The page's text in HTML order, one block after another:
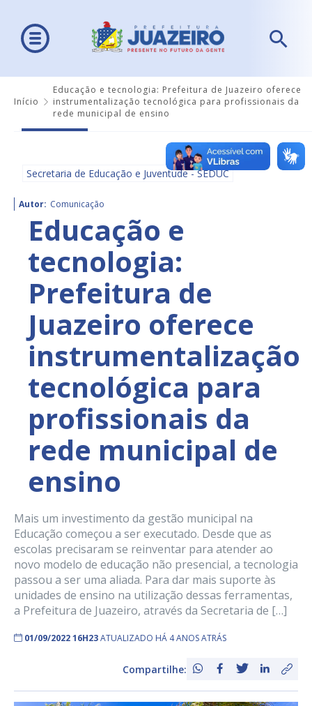
Início
Educação e tecnologia: Prefeitura de Juazeiro oferece
instrumentalização tecnológica para profissionais da
rede municipal de ensino
Secretaria de Educação e Juventude - SEDUC
Autor: Comunicação
Educação e
tecnologia:
Prefeitura de
Juazeiro oferece
instrumentalização
tecnológica para
profissionais da
rede municipal de
ensino
Mais um investimento da gestão municipal na
Educação começou a ser executado. Desde que as
escolas precisaram se reinventar para atender ao
novo modelo de educação não presencial, a tecnologia
passou a ser uma aliada. Para dar mais suporte às
unidades de ensino na utilização dessas ferramentas,
a Prefeitura de Juazeiro, através da Secretaria de […]
01/09/2022 16H23ATUALIZADO HÁ 4 ANOS ATRÁS
Compartilhe: